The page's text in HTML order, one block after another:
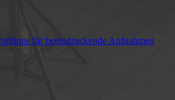
für beeindruckende Aufnahmen